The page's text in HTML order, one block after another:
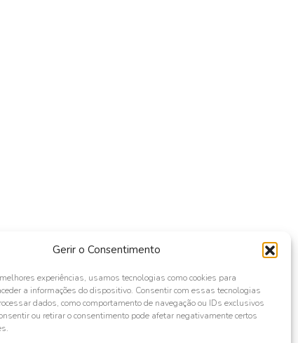
Gerir o Consentimento
experiências, usamos tecnologias como cookies para
a informações do dispositivo. Consentir com essas tecnologias
dados, como comportamento de navegação ou IDs exclusivos
ou retirar o consentimento pode afetar negativamente certos